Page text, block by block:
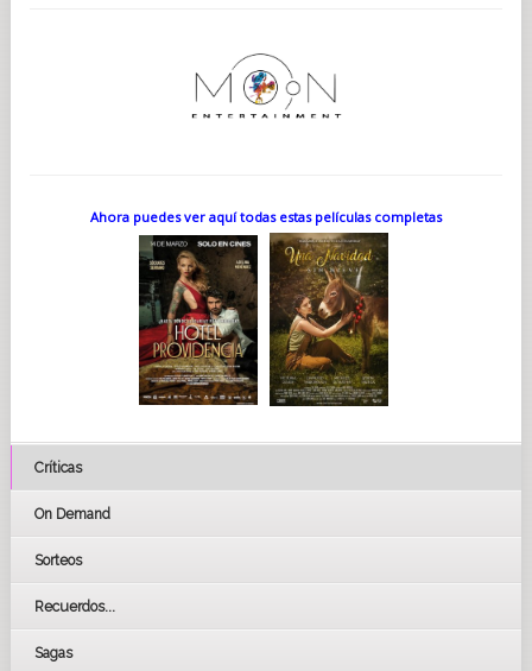
Ahora puedes ver aquí todas estas películas completas
Críticas
On Demand
Sorteos
Recuerdos...
Sagas